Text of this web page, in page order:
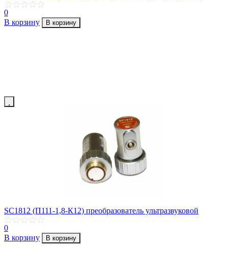
0
В корзину
В корзину
SC1812 (П111-1,8-К12) преобразователь ультразвуковой
0
В корзину
В корзину